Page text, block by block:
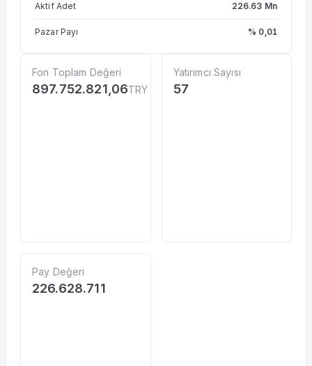
Aktif Adet 226.63 Mn
Pazar Payı % 0,01
Fon Toplam Değeri
897.752.821,06TRY
Yatırımcı Sayısı
57
Pay Değeri
226.628.711